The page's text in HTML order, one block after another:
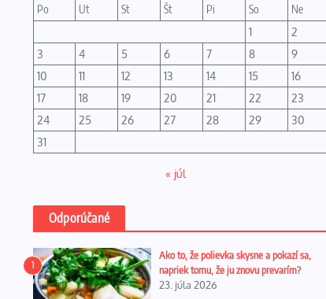
Po Ut St Št Pi So
Ne
1
2
3
4 5 6 7 8
9
10
11 12 13 14 15
16
17
18 19 20 21 22
23
24
25 26 27 28 29
30
31
« júl
Odporúčané
1
Ako to, že polievka skysne a pokazí sa,
napriek tomu, že ju znovu prevarím?
23. júla 2026